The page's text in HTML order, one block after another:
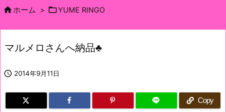
ホーム > YUME RINGO
マルメロさんへ納品♣
 2014年9月11日
Copy